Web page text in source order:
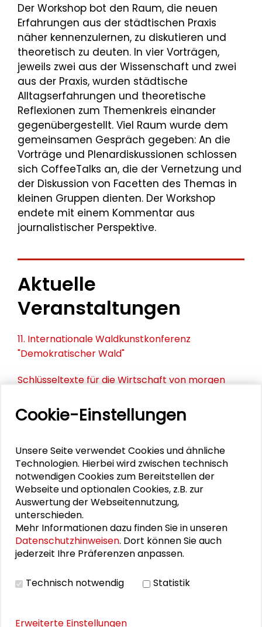
Der Workshop bot den Raum, die neuen
Erfahrungen aus der städtischen Praxis
näher kennenzulernen, zu diskutieren und
theoretisch zu deuten. In vier Vorträgen,
jeweils zwei aus der Wissenschaft und zwei
aus der Praxis, wurden städtische
Alltagserfahrungen und theoretische
Reflexionen zum Themenkreis einander
gegenübergestellt. Viel Raum wurde dem
gemeinsamen Gespräch gegeben: An die
Vorträge und Plenardiskussionen schlossen
sich CoffeeTalks an, die der Vernetzung und
der Diskussion von Facetten des Themas in
kleinen Gruppen dienten. Der Workshop
endete mit einem Kommentar aus
journalistischer Perspektive.
Aktuelle
Veranstaltungen
11. Internationale Waldkunstkonferenz
"Demokratischer Wald"
Schlüsseltexte für die Wirtschaft von morgen
Zusammen mehr erreichen – Zukunftsbündnis im
Dialog
Schader-Festival 2026
25. Runder Tisch Wissenschaftsstadt Darmstadt
DOWNLOADS
Programm des Workshops
Populismus"
Cookie-Einstellungen
Unsere Seite verwendet Cookies und ähnliche
Technologien. Hierbei wird zwischen technisch
notwendigen Cookies zum Bereitstellen der
Webseite und optionalen Cookies, z.B. zur
Auswertung der Webseitennutzung,
unterschieden.
Mehr Informationen dazu finden Sie in unseren
Datenschutzhinweisen. Dort können Sie auch
jederzeit Ihre Präferenzen anpassen.
Technisch notwendig Statistik
Erweiterte Einstellungen